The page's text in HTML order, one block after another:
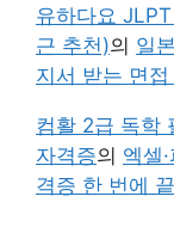
유하다요
근 추천)의 일
지서 받는 면
컴활 2급 독학
자격증의 엑셀
격증 한 번에